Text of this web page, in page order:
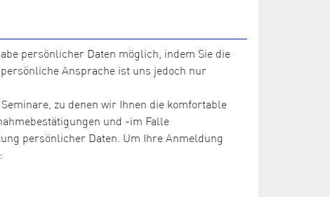
persönlicher Daten möglich, indem Sie die
Ansprache ist uns jedoch nur
zu denen wir Ihnen die komfortable
und -im Falle
persönlicher Daten. Um Ihre Anmeldung